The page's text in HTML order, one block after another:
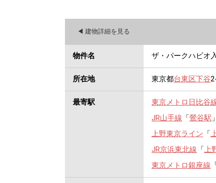
◀︎ 建物詳細を見る
物件名 ザ・パークハビオ
所在地 東京都台東区下谷
最寄駅 東京メトロ日比谷
JR山手線 「 鶯谷駅
上野東京ライン 「
JR京浜東北線 「 上
東京メトロ銀座線 「